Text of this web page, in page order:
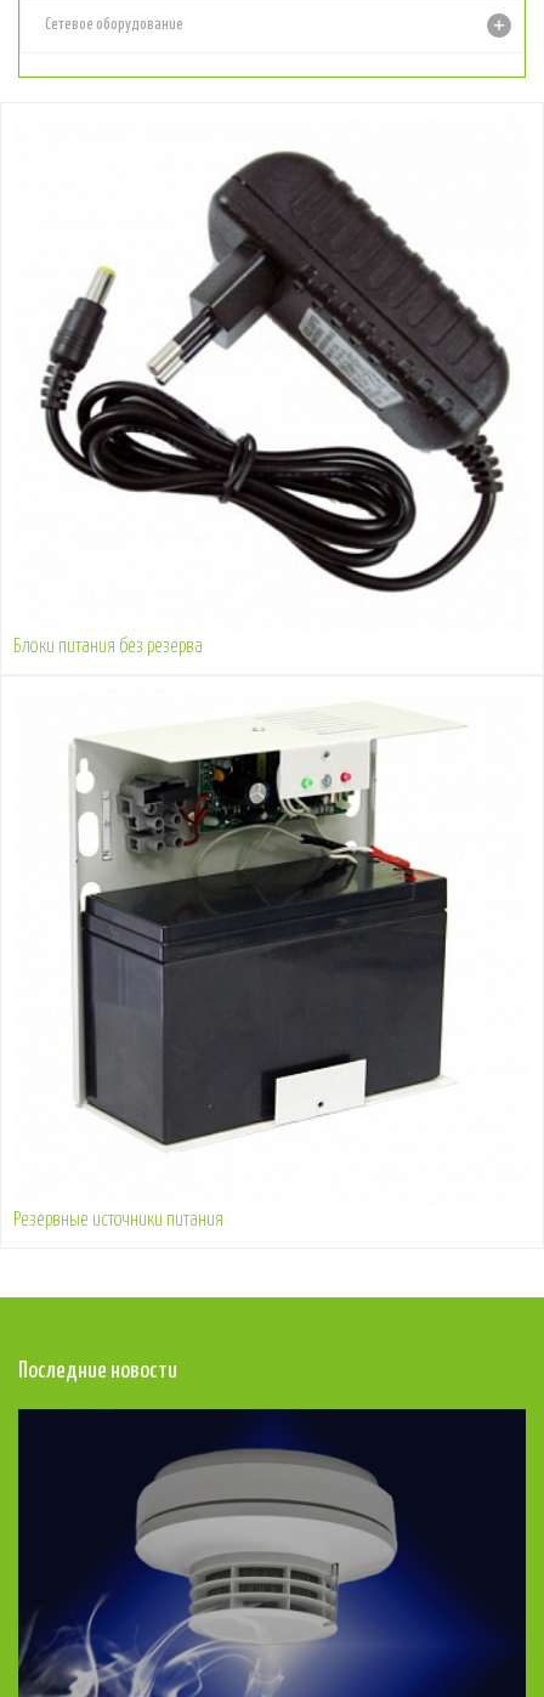
Сетевое оборудование
Блоки питания без резерва
Резервные источники питания
Последние новости